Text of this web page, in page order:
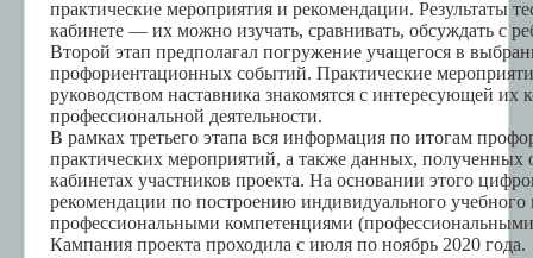
практические мероприятия и рекомендации. Результаты
кабинете — их можно изучать, сравнивать, обсуждать с
Второй этап предполагал погружение учащегося в
профориентационных событий. Практические
руководством наставника знакомятся с интересующей
профессиональной деятельности.
В рамках третьего этапа вся информация по итогам
практических мероприятий, а также данных, полученных
кабинетах участников проекта. На основании этого
рекомендации по построению индивидуального
профессиональными компетенциями (профессиональными
Кампания проекта проходила с июля по ноябрь 2020 года.